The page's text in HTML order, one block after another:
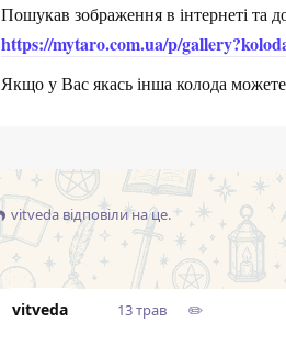
Пошукав зображення в інтернеті та
https://mytaro.com.ua/p/
Якщо у Вас якась інша колода
vitvedaвідповіли на це.
vitveda 13 трав ✏️